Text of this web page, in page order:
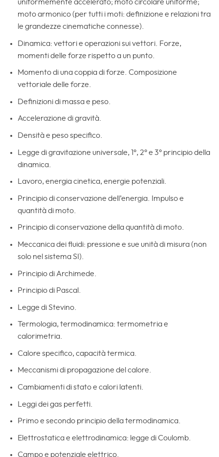
uniformemente accelerato; moto circolare uniforme;
moto armonico (per tutti i moti: definizione e relazioni tra
le grandezze cinematiche connesse).
Dinamica: vettori e operazioni sui vettori. Forze,
momenti delle forze rispetto a un punto.
Momento di una coppia di forze. Composizione
vettoriale delle forze.
Definizioni di massa e peso.
Accelerazione di gravità.
Densità e peso specifico.
Legge di gravitazione universale, 1°, 2° e 3° principio della
dinamica.
Lavoro, energia cinetica, energie potenziali.
Principio di conservazione dell’energia. Impulso e
quantità di moto.
Principio di conservazione della quantità di moto.
Meccanica dei fluidi: pressione e sue unità di misura (non
solo nel sistema SI).
Principio di Archimede.
Principio di Pascal.
Legge di Stevino.
Termologia, termodinamica: termometria e
calorimetria.
Calore specifico, capacità termica.
Meccanismi di propagazione del calore.
Cambiamenti di stato e calori latenti.
Leggi dei gas perfetti.
Primo e secondo principio della termodinamica.
Elettrostatica e elettrodinamica: legge di Coulomb.
Campo e potenziale elettrico.